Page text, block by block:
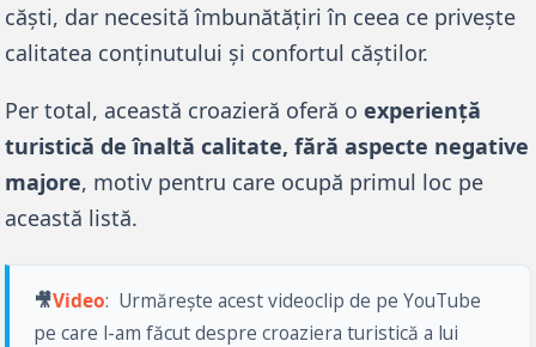
căști, dar necesită îmbunătățiri în ceea ce privește
calitatea conținutului și confortul căștilor.
Per total, această croazieră oferă o experiență
turistică de înaltă calitate, fără aspecte negative
majore, motiv pentru care ocupă primul loc pe
această listă.
🎥Video: Urmărește acest videoclip de pe YouTube
pe care l-am făcut despre croaziera turistică a lui